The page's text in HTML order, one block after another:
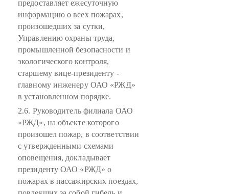
предоставляет ежесуточную
информацию о всех пожарах,
произошедших за сутки,
Управлению охраны труда,
промышленной безопасности и
экологического контроля,
старшему вице-президенту -
главному инженеру ОАО «РЖД»
в установленном порядке.
2.6. Руководитель филиала ОАО
«РЖД», на объекте которого
произошел пожар, в соответствии
с утвержденными схемами
оповещения, докладывает
президенту ОАО «РЖД» о
пожарах в пассажирских поездах,